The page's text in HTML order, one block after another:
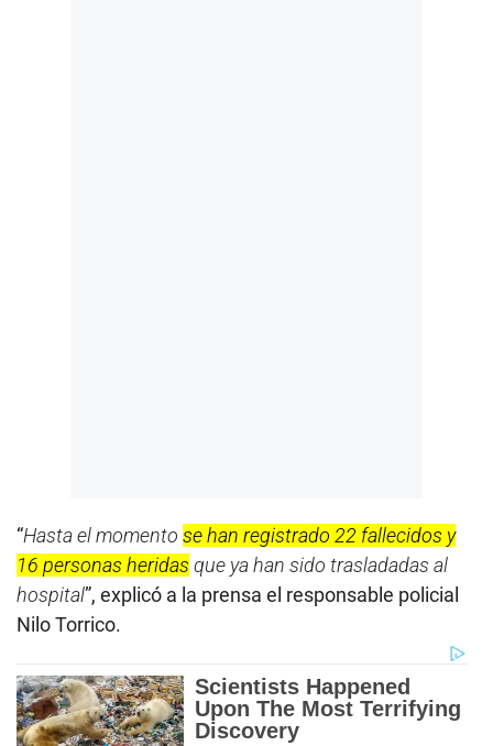
“Hasta el momento se han registrado 22 fallecidos y
16 personas heridas que ya han sido trasladadas al
hospital”, explicó a la prensa el responsable policial
Nilo Torrico.